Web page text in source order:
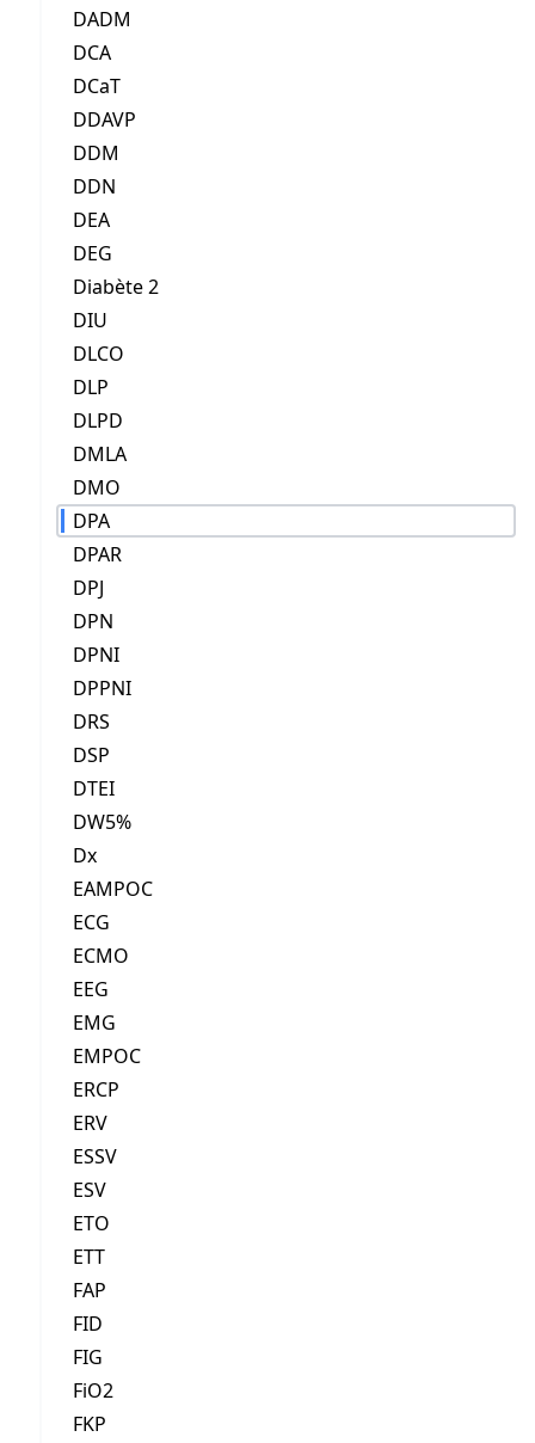
DADM
DCA
DCaT
DDAVP
DDM
DDN
DEA
DEG
Diabète 2
DIU
DLCO
DLP
DLPD
DMLA
DMO
DPA
DPAR
DPJ
DPN
DPNI
DPPNI
DRS
DSP
DTEI
DW5%
Dx
EAMPOC
ECG
ECMO
EEG
EMG
EMPOC
ERCP
ERV
ESSV
ESV
ETO
ETT
FAP
FID
FIG
FiO2
FKP